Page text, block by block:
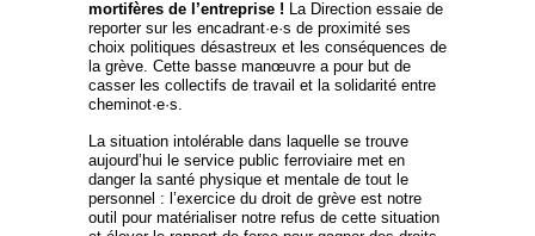
mortifères de l’entreprise ! La Direction essaie de
reporter sur les encadrant·e·s de proximité ses
choix politiques désastreux et les conséquences de
la grève. Cette basse manœuvre a pour but de
casser les collectifs de travail et la solidarité entre
cheminot·e·s.
La situation intolérable dans laquelle se trouve
aujourd’hui le service public ferroviaire met en
danger la santé physique et mentale de tout le
personnel : l’exercice du droit de grève est notre
outil pour matérialiser notre refus de cette situation